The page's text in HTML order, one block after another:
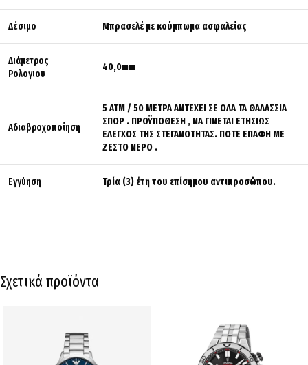
Δέσιμο Μπρασελέ με κούμπωμα ασφαλείας
Διάμετρος
Ρολογιού
40,0mm
Αδιαβροχοποίηση
5 ΑΤΜ / 50 ΜΕΤΡΑ ΑΝΤΕΧΕΙ ΣΕ ΟΛΑ ΤΑ ΘΑΛΑΣΣΙΑ
ΣΠΟΡ . ΠΡΟΫΠΟΘΕΣΗ , ΝΑ ΓΙΝΕΤΑΙ ΕΤΗΣΙΩΣ
ΕΛΕΓΧΟΣ ΤΗΣ ΣΤΕΓΑΝΟΤΗΤΑΣ. ΠΟΤΕ ΕΠΑΦΗ ΜΕ
ΖΕΣΤΟ ΝΕΡΟ .
Εγγύηση Τρία (3) έτη του επίσημου αντιπροσώπου.
Σχετικά προϊόντα